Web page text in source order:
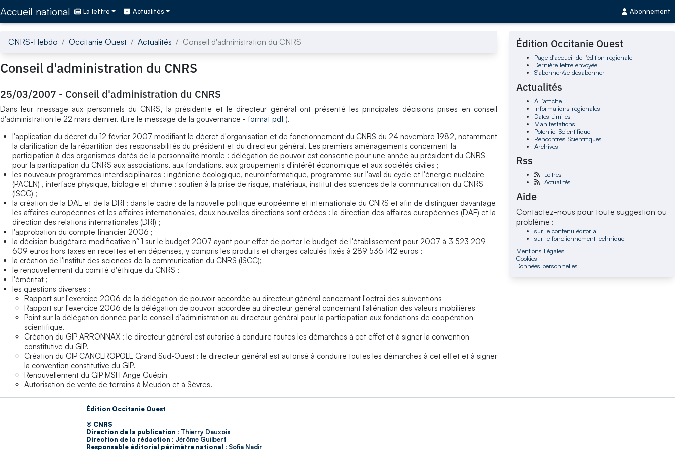
Accueil national La lettre Actualités Abonnement
CNRS-Hebdo Occitanie Ouest Actualités Conseil d'administration du CNRS
Conseil d'administration du CNRS
25/03/2007 - Conseil d'administration du CNRS
Dans leur message aux personnels du CNRS, la présidente et le directeur général ont présenté les principales décisions prises en conseil
d'administration le 22 mars dernier. (Lire le message de la gouvernance - format pdf ).
l'application du décret du 12 février 2007 modifiant le décret d'organisation et de fonctionnement du CNRS du 24 novembre 1982, notamment
la clarification de la répartition des responsabilités du président et du directeur général. Les premiers aménagements concernent la
participation à des organismes dotés de la personnalité morale : délégation de pouvoir est consentie pour une année au président du CNRS
pour la participation du CNRS aux associations, aux fondations, aux groupements d'intérêt économique et aux sociétés civiles ;
les nouveaux programmes interdisciplinaires : ingénierie écologique, neuroinformatique, programme sur l'aval du cycle et l'énergie nucléaire
(PACEN) , interface physique, biologie et chimie : soutien à la prise de risque, matériaux, institut des sciences de la communication du CNRS
(ISCC) ;
la création de la DAE et de la DRI : dans le cadre de la nouvelle politique européenne et internationale du CNRS et afin de distinguer davantage
les affaires européennes et les affaires internationales, deux nouvelles directions sont créées : la direction des affaires européennes (DAE) et la
direction des relations internationales (DRI) ;
l'approbation du compte financier 2006 ;
la décision budgétaire modificative n° 1 sur le budget 2007 ayant pour effet de porter le budget de l'établissement pour 2007 à 3 523 209
609 euros hors taxes en recettes et en dépenses, y compris les produits et charges calculés fixés à 289 536 142 euros ;
la création de l'Institut des sciences de la communication du CNRS (ISCC);
le renouvellement du comité d'éthique du CNRS ;
l'éméritat ;
les questions diverses :
Rapport sur l'exercice 2006 de la délégation de pouvoir accordée au directeur général concernant l'octroi des subventions
Rapport sur l'exercice 2006 de la délégation de pouvoir accordée au directeur général concernant l'aliénation des valeurs mobilières
Point sur la délégation donnée par le conseil d'administration au directeur général pour la participation aux fondations de coopération
scientifique.
Création du GIP ARRONNAX : le directeur général est autorisé à conduire toutes les démarches à cet effet et à signer la convention
constitutive du GIP.
Création du GIP CANCEROPOLE Grand Sud-Ouest : le directeur général est autorisé à conduire toutes les démarches à cet effet et à signer
la convention constitutive du GIP.
Renouvellement du GIP MSH Ange Guépin
Autorisation de vente de terrains à Meudon et à Sèvres.
Édition Occitanie Ouest
Page d'accueil de l'édition régionale
Dernière lettre envoyée
S'abonner/se désabonner
Actualités
À l'affiche
Informations régionales
Dates Limites
Manifestations
Potentiel Scientifique
Rencontres Scientifiques
Archives
Rss
Lettres
Actualités
Aide
Contactez-nous pour toute suggestion ou
problème :
sur le contenu éditorial
sur le fonctionnement technique
Mentions Légales
Cookies
Données personnelles
Édition Occitanie Ouest
© CNRS
Direction de la publication : Thierry Dauxois
Direction de la rédaction : Jérôme Guilbert
Responsable éditorial périmètre national : Sofia Nadir